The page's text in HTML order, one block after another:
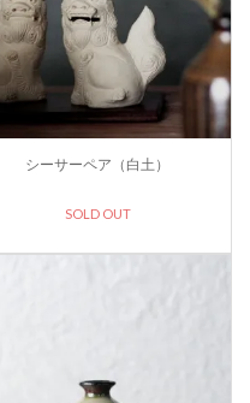
シーサーペア（白土）
SOLD OUT